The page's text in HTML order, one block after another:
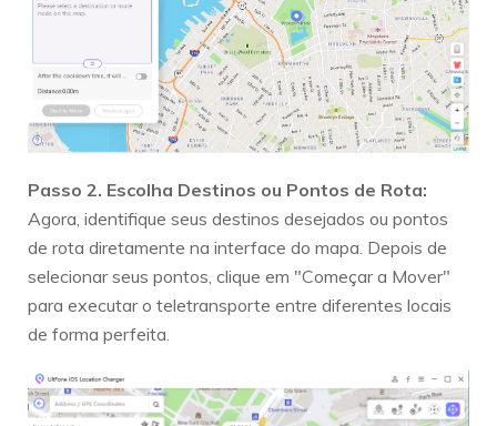
Passo 2. Escolha Destinos ou Pontos de Rota:
Agora, identifique seus destinos desejados ou pontos
de rota diretamente na interface do mapa. Depois de
selecionar seus pontos, clique em "Começar a Mover"
para executar o teletransporte entre diferentes locais
de forma perfeita.